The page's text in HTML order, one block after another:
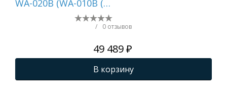
WA-020B (WA-010B (2
шт.) + S-1220 B)
/ 0 отзывов
49 489 ₽
В корзину